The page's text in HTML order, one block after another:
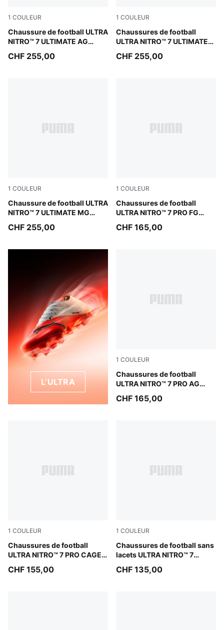
1 COULEUR
Chaussure de football ULTRA
NITRO™ 7 ULTIMATE AG
Ultra Red-PUMA Black-PUMA White
CHF 255,00
1 COULEUR
Chaussures de football
ULTRA NITRO™ 7 ULTIMATE
Ultra Red-PUMA Black-
CHF 255,00
1 COULEUR
Chaussure de football ULTRA
NITRO™ 7 ULTIMATE MG
Ultra Red-PUMA Black-PUMA White
CHF 255,00
1 COULEUR
Chaussures de football
ULTRA NITRO™ 7 PRO FG
Ultra Red-PUMA Black-
CHF 165,00
L’ULTRA
1 COULEUR
Chaussures de football
ULTRA NITRO™ 7 PRO AG
Ultra Red-PUMA Black-
CHF 165,00
1 COULEUR
Chaussures de football
ULTRA NITRO™ 7 PRO CAGE
Ultra Red-PUMA Black-PUMA White
CHF 155,00
1 COULEUR
Chaussures de football sans
lacets ULTRA NITRO™ 7
Adolescent
Ultra Red-PUMA Black-
CHF 135,00